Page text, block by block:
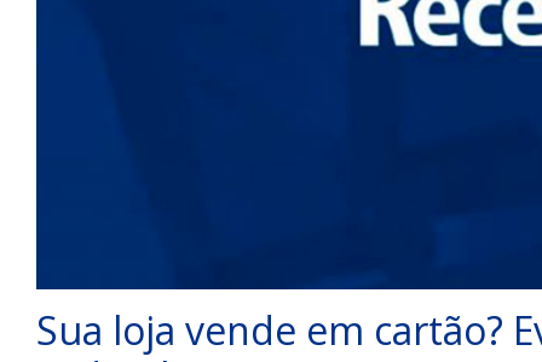
Sua loja vende em cartão?